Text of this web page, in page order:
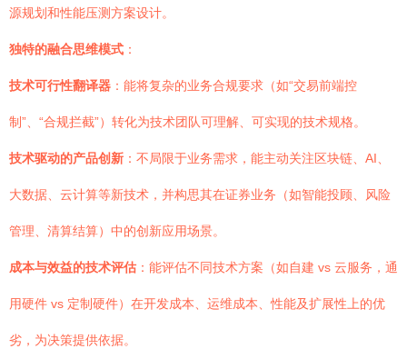
源规划和性能压测方案设计。
独特的融合思维模式 ：
技术可行性翻译器 ：能将复杂的业务合规要求（如“交易前端控
制”、“合规拦截”）转化为技术团队可理解、可实现的技术规格。
技术驱动的产品创新 ：不局限于业务需求，能主动关注区块链、AI、
大数据、云计算等新技术，并构思其在证券业务（如智能投顾、风险
管理、清算结算）中的创新应用场景。
成本与效益的技术评估 ：能评估不同技术方案（如自建 vs 云服务，通
用硬件 vs 定制硬件）在开发成本、运维成本、性能及扩展性上的优
劣，为决策提供依据。